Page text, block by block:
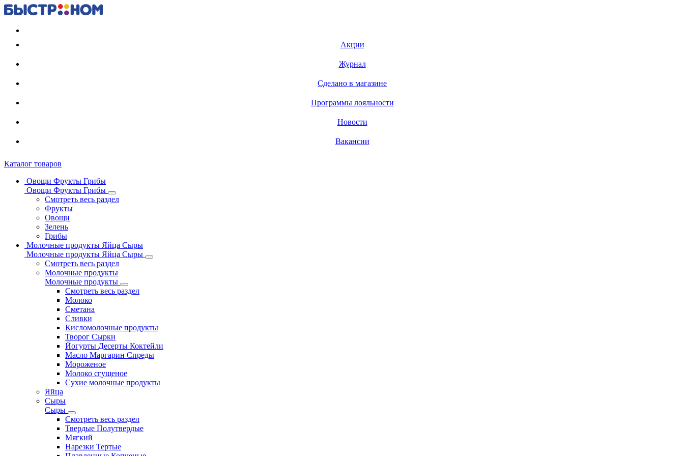
Акции
Журнал
Сделано в магазине
Программы лояльности
Новости
Вакансии
Каталог товаров
Овощи Фрукты Грибы
Овощи Фрукты Грибы
Смотреть весь раздел
Фрукты
Овощи
Зелень
Грибы
Молочные продукты Яйца Сыры
Молочные продукты Яйца Сыры
Смотреть весь раздел
Молочные продукты
Молочные продукты
Смотреть весь раздел
Молоко
Сметана
Сливки
Кисломолочные продукты
Творог Сырки
Йогурты Десерты Коктейли
Масло Маргарин Спреды
Мороженое
Молоко сгущеное
Сухие молочные продукты
Яйца
Сыры
Сыры
Смотреть весь раздел
Твердые Полутвердые
Мягкий
Нарезки Тертые